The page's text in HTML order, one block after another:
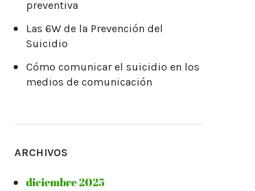
preventiva
Las 6W de la Prevención del
Suicidio
Cómo comunicar el suicidio en los
medios de comunicación
ARCHIVOS
diciembre 2025